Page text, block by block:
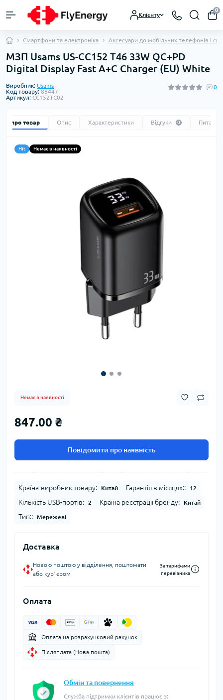
Клієнту
0
Смартфони та електроніка Аксесуари до мобільних телефонів і
МЗП Usams US-CC152 T46 33W QC+PD
Digital Display Fast A+C Charger (EU) White
Виробник: Usams
Код товару: 88447
Артикул: CC152TC02
0
про товар Опис Характеристики Відгуки 0 Питання
Hit Немає в наявності
Немає в наявності
847.00 ₴
Повідомити про наявність
Країна-виробник товару: Китай Гарантія в місяцях:: 12
Кількість USB-портів: 2 Країна реєстрації бренду: Китай
Тип:: Мережеві
Доставка
Новою поштою у відділення, поштомати
або курʼєром
За тарифами
перевізника
Оплата
Оплата на розрахунковий рахунок
Післяплата (Нова пошта)
Обмін та повернення
Служба підтримки клієнтів працює з: